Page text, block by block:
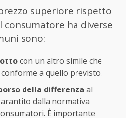
superiore rispetto
consumatore ha diverse
sono:
con un altro simile che
a quello previsto.
della differenza al
dalla normativa
È importante